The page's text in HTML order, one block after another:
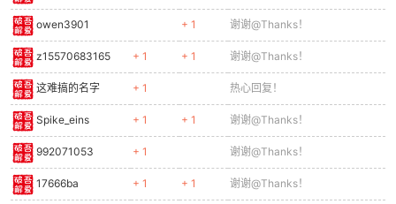
owen3901 + 1 谢谢@Thanks！
z15570683165 + 1 + 1 谢谢@Thanks！
这难搞的名字 + 1 热心回复！
Spike_eins + 1 + 1 谢谢@Thanks！
992071053 + 1 谢谢@Thanks！
17666ba + 1 + 1 谢谢@Thanks！